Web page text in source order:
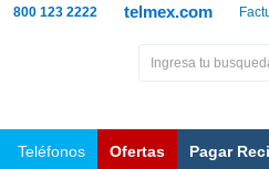
telmex.com
800 123 2222
Teléfonos Ofertas Pagar